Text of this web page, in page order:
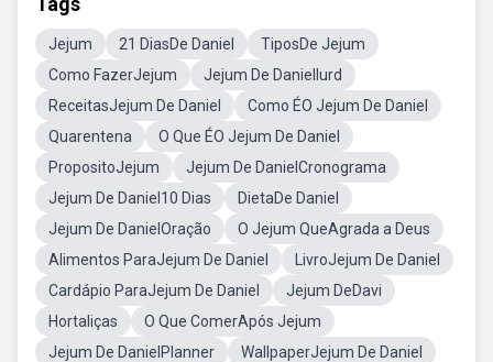
Jejum 21 DiasDe Daniel
TiposDe Jejum
Como FazerJejum
Jejum De DanielIurd
ReceitasJejum De Daniel
Como ÉO Jejum De Daniel
Quarentena
O Que ÉO Jejum De Daniel
PropositoJejum
Jejum De DanielCronograma
Jejum De Daniel10 Dias
DietaDe Daniel
Jejum De DanielOração
O Jejum QueAgrada a Deus
Alimentos ParaJejum De Daniel
LivroJejum De Daniel
Cardápio ParaJejum De Daniel
Jejum DeDavi
Hortaliças
O Que ComerApós Jejum
Jejum De DanielPlanner
WallpaperJejum De Daniel